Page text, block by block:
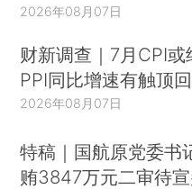
2026年08月07日
财新调查｜7月CPI或
PPI同比增速有触顶
2026年08月07日
特稿｜国航原党委书
贿3847万元二审待